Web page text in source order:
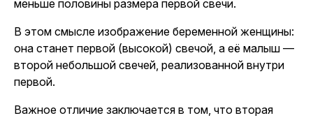
меньше половины размера первой свечи.
В этом смысле изображение беременной женщины:
она станет первой (высокой) свечой, а её малыш —
второй небольшой свечей, реализованной внутри
первой.
Важное отличие заключается в том, что вторая